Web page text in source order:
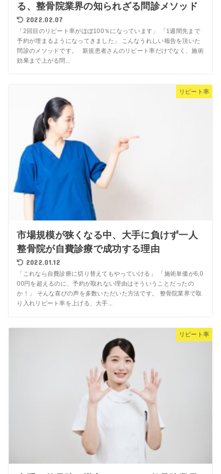
る、整骨院業界の知られざる問診メソッド
2022.02.07
「2回目のリピート率がほぼ100％になっています」 「1週間先まで
予約が埋まるようになってきました」 こんなうれしい報告を頂いた
問診のメソッドです。 新規患者さんのリピート率だけでなく、施術
効果まで上がる問...
リピート率
市場規模が狭くなる中、大手に負けず一人
整骨院が自費診療で成功する理由
2022.01.12
「これなら自費診療に切り替えてもやっていける」 「施術単価が6,0
00円を超えるのに、予約が取れない理由はそういうことだったの
か！」 そんな喜びの声を多数いただいた方法です。 整骨院業界で取
り入れリピート率を上げる、大手...
リピート率